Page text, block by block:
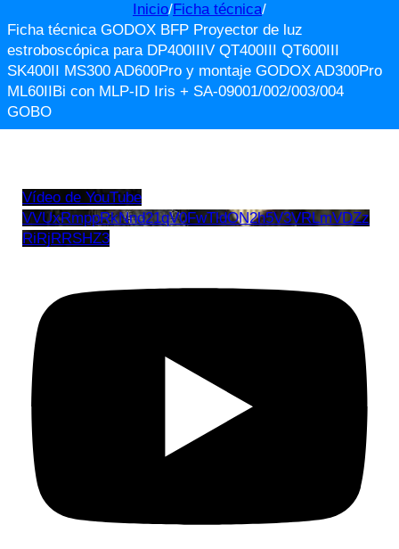
Inicio/Ficha técnica/
Ficha técnica GODOX BFP Proyector de luz
estroboscópica para DP400IIIV QT400III QT600III
SK400II MS300 AD600Pro y montaje GODOX AD300Pro
ML60IIBi con MLP-ID Iris + SA-09001/002/003/004
GOBO
Vídeo de YouTube
VVUxRmppRkNnd21qV0FwTldON2h5V3VRLmVDZz
RiRjRRSHZ3